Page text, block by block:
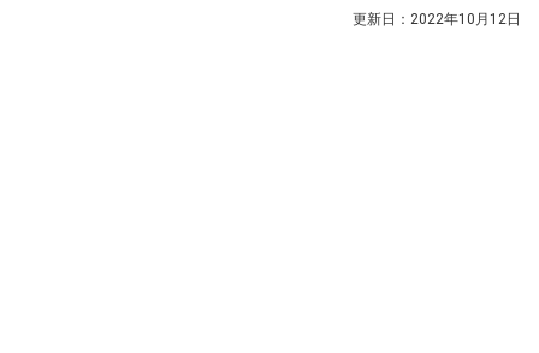
更新日： 2022年10月12日